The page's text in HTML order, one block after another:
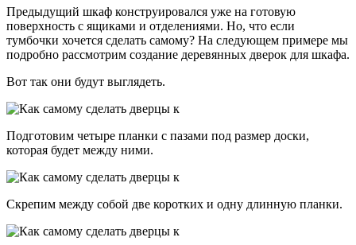
Предыдущий шкаф конструировался уже на готовую
поверхность с ящиками и отделениями. Но, что если
тумбочки хочется сделать самому? На следующем примере мы
подробно рассмотрим создание деревянных дверок для шкафа.
Вот так они будут выглядеть.
Подготовим четыре планки с пазами под размер доски,
которая будет между ними.
Скрепим между собой две коротких и одну длинную планки.